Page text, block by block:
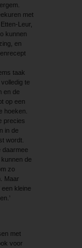
met
Leur,
kunnen
en
taak
te
en de
op een
hoeken.
precies
in de
wordt.
daarmee
de
zo
Maar
kleine
met
voor